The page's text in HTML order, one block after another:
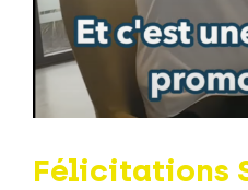
Félicitations